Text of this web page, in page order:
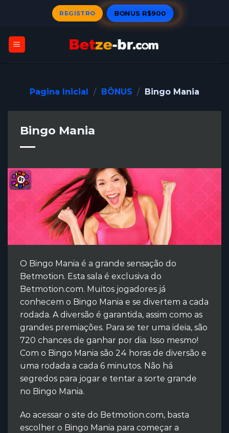
REGISTRO BONUS R$900
Pagina Inicial / BÔNUS / Bingo Mania
Bingo Mania
O Bingo Mania é a grande sensação do
Betmotion. Esta sala é exclusiva do
Betmotion.com. Muitos jogadores já
conhecem o Bingo Mania e se divertem a cada
rodada. A diversão é garantida, assim como as
grandes premiações. Para se ter uma ideia, são
720 chances de ganhar por dia. Isso mesmo!
Com o Bingo Mania são 24 horas de diversão e
uma rodada a cada 6 minutos. Não há
segredos para jogar e tentar a sorte grande
no Bingo Mania.
Ao acessar o site do Betmotion.com, basta
escolher o Bingo Mania para começar a